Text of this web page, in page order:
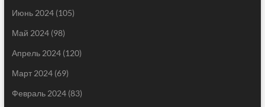
Июнь 2024(105)
Май 2024(98)
Апрель 2024(120)
Март 2024(69)
Февраль 2024(83)